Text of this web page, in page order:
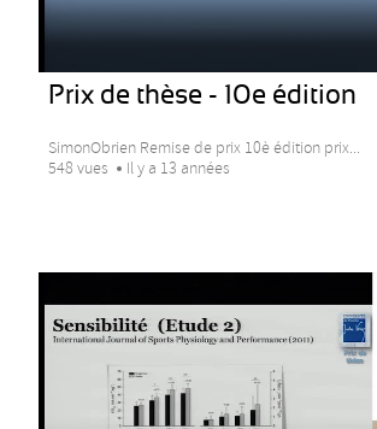
Prix de thèse - 10e édition
SimonObrien Remise de prix 10è édition prix...
548 vues
Il y a 13 années